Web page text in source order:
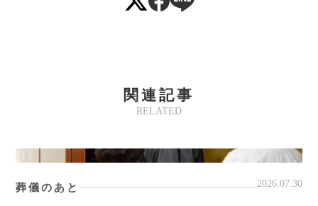
RELATED
関連記事
葬儀のあと 2026.07.30